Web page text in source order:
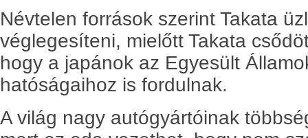
Névtelen források szerint Takata
véglegesíteni, mielőtt Takata
hogy a japánok az Egyesült
hatóságaihoz is fordulnak.
A világ nagy autógyártóinak